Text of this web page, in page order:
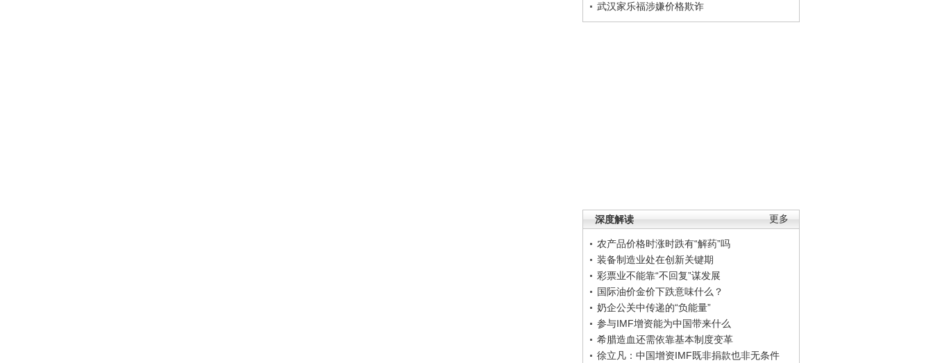
武汉家乐福涉嫌价格欺诈
更多
深度解读
农产品价格时涨时跌有“解药”吗
装备制造业处在创新关键期
彩票业不能靠“不回复”谋发展
国际油价金价下跌意味什么？
奶企公关中传递的“负能量”
参与IMF增资能为中国带来什么
希腊造血还需依靠基本制度变革
徐立凡：中国增资IMF既非捐款也非无条件